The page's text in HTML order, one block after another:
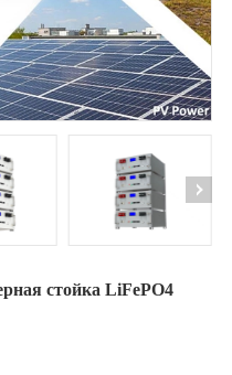
стойка LiFePO4